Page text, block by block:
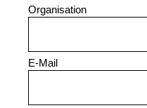
Organisation
E-Mail